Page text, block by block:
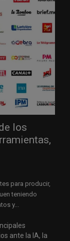
los
para producir,
teniendo
y...
ante la IA, la